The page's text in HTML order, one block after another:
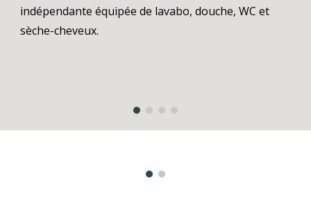
indépendante équipée de lavabo, douche, WC et
sèche-cheveux.